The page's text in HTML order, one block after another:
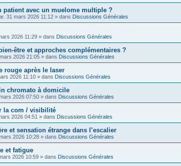
patient avec un muelome multiple ?
31 mars 2026 11:12 » dans Discussions Générales
2026 11:29 » dans Discussions Générales
être et approches complémentaires ?
2026 21:05 » dans Discussions Générales
rouge après le laser
2026 11:10 » dans Discussions Générales
chromato à domicile
2026 07:50 » dans Discussions Générales
la com / visibilité
2026 04:51 » dans Discussions Générales
et sensation étrange dans l’escalier
2026 10:28 » dans Discussions Générales
et fatigue
2026 10:59 » dans Discussions Générales